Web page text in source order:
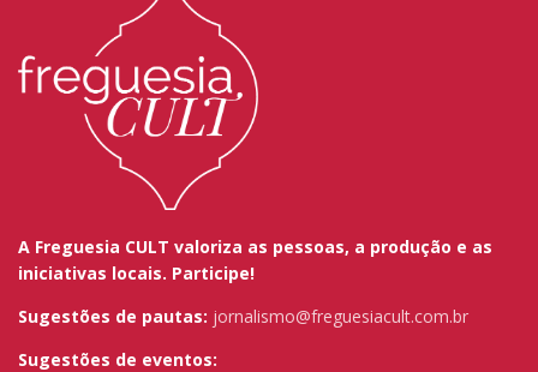
A Freguesia CULT valoriza as pessoas, a produção e as
iniciativas locais. Participe!
Sugestões de pautas: jornalismo@freguesiacult.com.br
Sugestões de eventos: